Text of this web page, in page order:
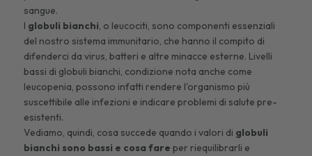
sangue.
I globuli bianchi, o leucociti, sono componenti essenziali
del nostro sistema immunitario, che hanno il compito di
difenderci da virus, batteri e altre minacce esterne. Livelli
bassi di globuli bianchi, condizione nota anche come
leucopenia, possono infatti rendere l'organismo più
suscettibile alle infezioni e indicare problemi di salute pre-
esistenti.
Vediamo, quindi, cosa succede quando i valori di globuli
bianchi sono bassi e cosa fare per riequilibrarli e